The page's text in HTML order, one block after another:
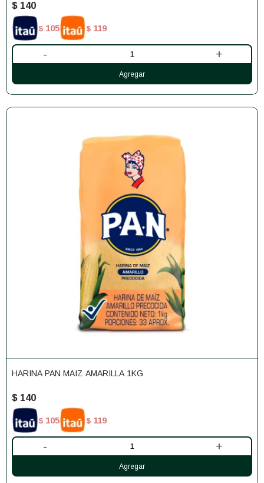
$ 140
$ 105 $ 119
- +
HARINA PAN MAIZ AMARILLA 1KG
$ 140
$ 105 $ 119
- +